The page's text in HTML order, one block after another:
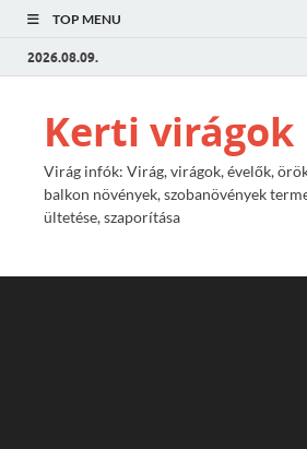
TOP MENU
2026.08.09.
Kerti virágok
Virág infók: Virág, virágok, évelők,
balkon növények, szobanövények
ültetése, szaporítása